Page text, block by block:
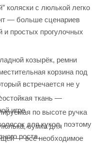
коляски с люлькой легко
— больше сценариев
и простых прогулочных
козырёк, ремни
корзина под
встречается не у
по высоте ручка
для кукол, поэтому
роста.
ткань —
игре
сумка для
— всё необходимое